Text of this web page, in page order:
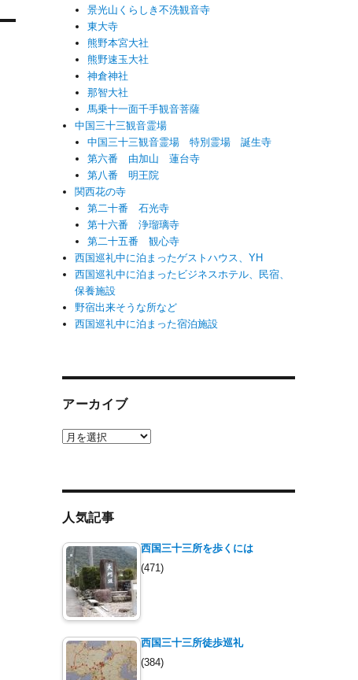
景光山くらしき不洗観音寺
東大寺
熊野本宮大社
熊野速玉大社
神倉神社
那智大社
馬乗十一面千手観音菩薩
中国三十三観音霊場
中国三十三観音霊場 特別霊場 誕生寺
第六番 由加山 蓮台寺
第八番 明王院
関西花の寺
第二十番 石光寺
第十六番 浄瑠璃寺
第二十五番 観心寺
西国巡礼中に泊まったゲストハウス、YH
西国巡礼中に泊まったビジネスホテル、民宿、
保養施設
野宿出来そうな所など
西国巡礼中に泊まった宿泊施設
アーカイブ
ア
人気記事
西国三十三所を歩くには
(471)
西国三十三所徒歩巡礼
(384)